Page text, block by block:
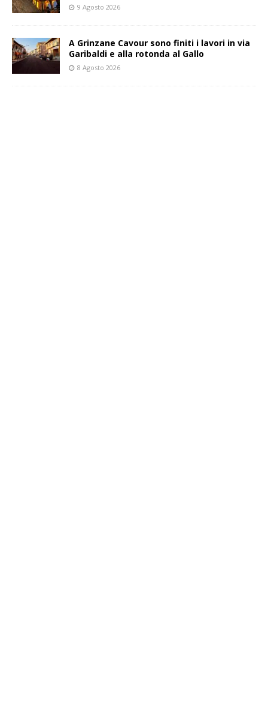
9 Agosto 2026
A Grinzane Cavour sono finiti i lavori in via
Garibaldi e alla rotonda al Gallo
8 Agosto 2026